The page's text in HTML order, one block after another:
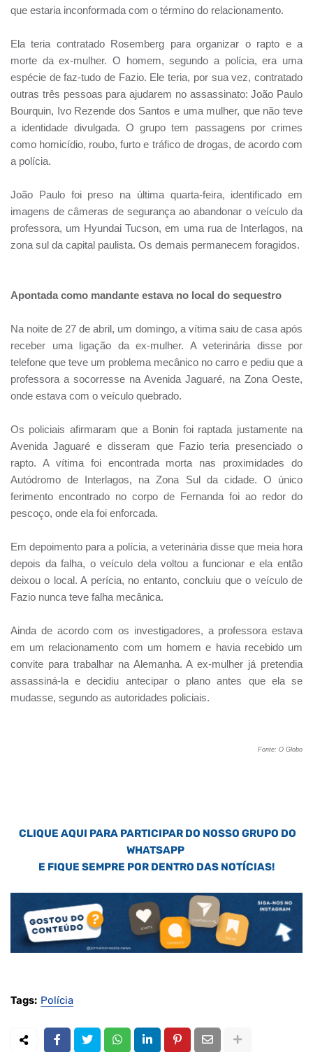
que estaria inconformada com o término do relacionamento.
Ela teria contratado Rosemberg para organizar o rapto e a
morte da ex-mulher. O homem, segundo a polícia, era uma
espécie de faz-tudo de Fazio. Ele teria, por sua vez, contratado
outras três pessoas para ajudarem no assassinato: João Paulo
Bourquin, Ivo Rezende dos Santos e uma mulher, que não teve
a identidade divulgada. O grupo tem passagens por crimes
como homicídio, roubo, furto e tráfico de drogas, de acordo com
a polícia.
João Paulo foi preso na última quarta-feira, identificado em
imagens de câmeras de segurança ao abandonar o veículo da
professora, um Hyundai Tucson, em uma rua de Interlagos, na
zona sul da capital paulista. Os demais permanecem foragidos.
Apontada como mandante estava no local do sequestro
Na noite de 27 de abril, um domingo, a vítima saiu de casa após
receber uma ligação da ex-mulher. A veterinária disse por
telefone que teve um problema mecânico no carro e pediu que a
professora a socorresse na Avenida Jaguaré, na Zona Oeste,
onde estava com o veículo quebrado.
Os policiais afirmaram que a Bonin foi raptada justamente na
Avenida Jaguaré e disseram que Fazio teria presenciado o
rapto. A vítima foi encontrada morta nas proximidades do
Autódromo de Interlagos, na Zona Sul da cidade. O único
ferimento encontrado no corpo de Fernanda foi ao redor do
pescoço, onde ela foi enforcada.
Em depoimento para a polícia, a veterinária disse que meia hora
depois da falha, o veículo dela voltou a funcionar e ela então
deixou o local. A perícia, no entanto, concluiu que o veículo de
Fazio nunca teve falha mecânica.
Ainda de acordo com os investigadores, a professora estava
em um relacionamento com um homem e havia recebido um
convite para trabalhar na Alemanha. A ex-mulher já pretendia
assassiná-la e decidiu antecipar o plano antes que ela se
mudasse, segundo as autoridades policiais.
Fonte: O Globo
CLIQUE AQUI PARA PARTICIPAR DO NOSSO GRUPO DO
WHATSAPP
E FIQUE SEMPRE POR DENTRO DAS NOTÍCIAS!
Tags: Polícia